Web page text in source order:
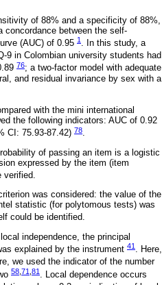
of 88% and a specificity of 88%,
concordance between the self-
(AUC) of 0.95 1
. In this study, a
9 in Colombian university students had
76; a two-factor model with adequate
and residual invariance by sex with a
with the mini international
the following indicators: AUC of 0.92
CI: 75.93-87.42) 78.
of passing an item is a logistic
expressed by the item (item
verified.
was considered: the value of the
statistic (for polytomous tests) was
could be identified.
independence, the principal
explained by the instrument 41 . Here,
we used the indicator of the number
58 71 81 . Local dependence occurs